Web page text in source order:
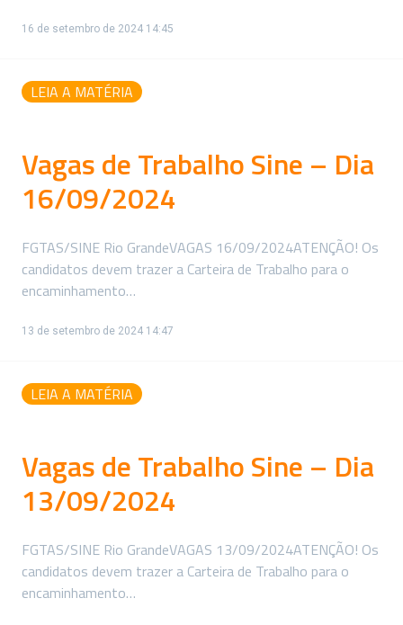
16 de setembro de 2024 14:45
LEIA A MATÉRIA
Vagas de Trabalho Sine – Dia
16/09/2024
FGTAS/SINE Rio GrandeVAGAS 16/09/2024ATENÇÃO! Os
candidatos devem trazer a Carteira de Trabalho para o
encaminhamento…
13 de setembro de 2024 14:47
LEIA A MATÉRIA
Vagas de Trabalho Sine – Dia
13/09/2024
FGTAS/SINE Rio GrandeVAGAS 13/09/2024ATENÇÃO! Os
candidatos devem trazer a Carteira de Trabalho para o
encaminhamento…